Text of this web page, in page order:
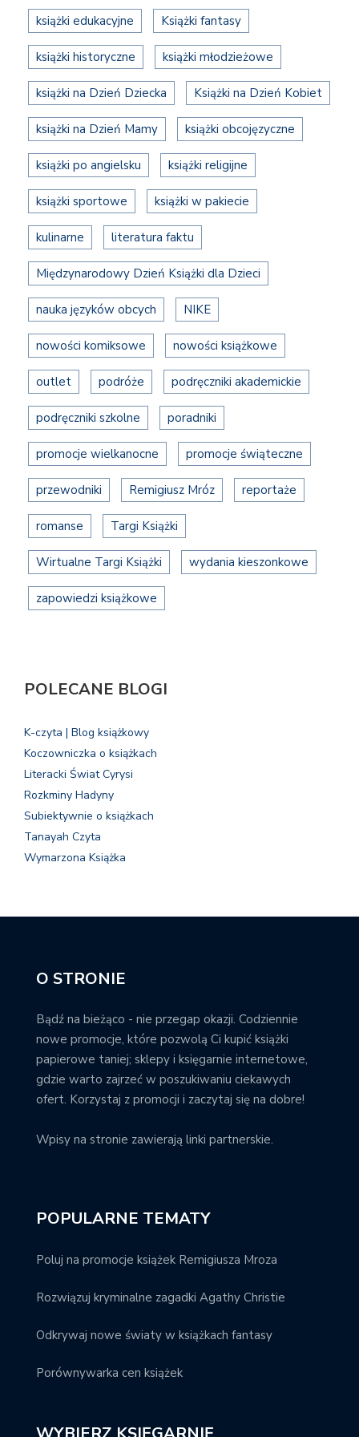
książki edukacyjne Książki fantasy
książki historyczne książki młodzieżowe
książki na Dzień Dziecka Książki na Dzień Kobiet
książki na Dzień Mamy książki obcojęzyczne
książki po angielsku książki religijne
książki sportowe książki w pakiecie
kulinarne literatura faktu
Międzynarodowy Dzień Książki dla Dzieci
nauka języków obcych NIKE
nowości komiksowe nowości książkowe
outlet podróże podręczniki akademickie
podręczniki szkolne poradniki
promocje wielkanocne promocje świąteczne
przewodniki Remigiusz Mróz reportaże
romanse Targi Książki
Wirtualne Targi Książki wydania kieszonkowe
zapowiedzi książkowe
POLECANE BLOGI
K-czyta | Blog książkowy
Koczowniczka o książkach
Literacki Świat Cyrysi
Rozkminy Hadyny
Subiektywnie o książkach
Tanayah Czyta
Wymarzona Książka
O STRONIE
Bądź na bieżąco - nie przegap okazji. Codziennie
nowe promocje, które pozwolą Ci kupić książki
papierowe taniej; sklepy i księgarnie internetowe,
gdzie warto zajrzeć w poszukiwaniu ciekawych
ofert. Korzystaj z promocji i zaczytaj się na dobre!
Wpisy na stronie zawierają linki partnerskie.
POPULARNE TEMATY
Poluj na promocje książek Remigiusza Mroza
Rozwiązuj kryminalne zagadki Agathy Christie
Odkrywaj nowe światy w książkach fantasy
Porównywarka cen książek